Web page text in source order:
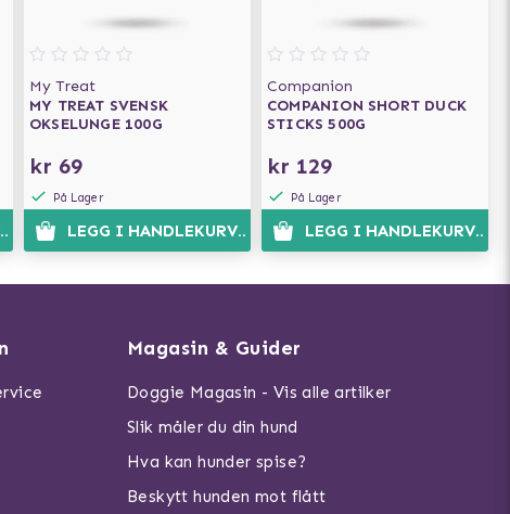
My Treat
MY TREAT SVENSK
OKSELUNGE 100G
kr 69
På Lager
LEGG I HANDLEKURVEN
Companion
COMPANION SHORT DUCK
STICKS 500G
kr 129
På Lager
LEGG I HANDLEKURVEN
Magasin & Guider
Doggie Magasin - Vis alle artilker
Slik måler du din hund
Hva kan hunder spise?
Beskytt hunden mot flått